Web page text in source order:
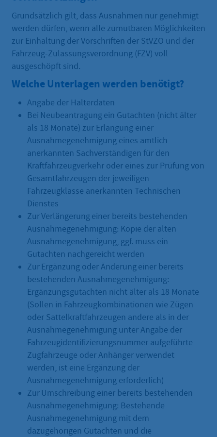
Grundsätzlich gilt, dass Ausnahmen nur genehmigt
werden dürfen, wenn alle zumutbaren Möglichkeiten
zur Einhaltung der Vorschriften der StVZO und der
Fahrzeug-Zulassungsverordnung (FZV) voll
ausgeschöpft sind.
Welche Unterlagen werden benötigt?
Angabe der Halterdaten
Bei Neubeantragung ein Gutachten (nicht älter
als 18 Monate) zur Erlangung einer
Ausnahmegenehmigung eines amtlich
anerkannten Sachverständigen für den
Kraftfahrzeugverkehr oder eines zur Prüfung von
Gesamtfahrzeugen der jeweiligen
Fahrzeugklasse anerkannten Technischen
Dienstes
Zur Verlängerung einer bereits bestehenden
Ausnahmegenehmigung: Kopie der alten
Ausnahmegenehmigung, ggf. muss ein
Gutachten nachgereicht werden
Zur Ergänzung oder Änderung einer bereits
bestehenden Ausnahmegenehmigung:
Ergänzungsgutachten nicht älter als 18 Monate
(Sollen in Fahrzeugkombinationen wie Zügen
oder Sattelkraftfahrzeugen andere als in der
Ausnahmegenehmigung unter Angabe der
Fahrzeugidentifizierungsnummer aufgeführte
Zugfahrzeuge oder Anhänger verwendet
werden, ist eine Ergänzung der
Ausnahmegenehmigung erforderlich)
Zur Umschreibung einer bereits bestehenden
Ausnahmegenehmigung: Bestehende
Ausnahmegenehmigung mit dem
dazugehörigen Gutachten und die